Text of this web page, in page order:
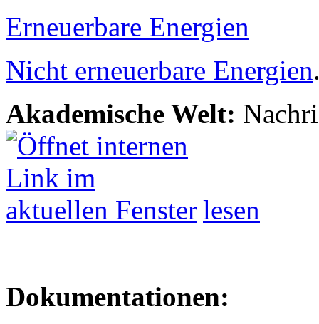
Erneuerbare Energien
Nicht erneuerbare Energien
Akademische Welt:
lesen
Dokumentationen: